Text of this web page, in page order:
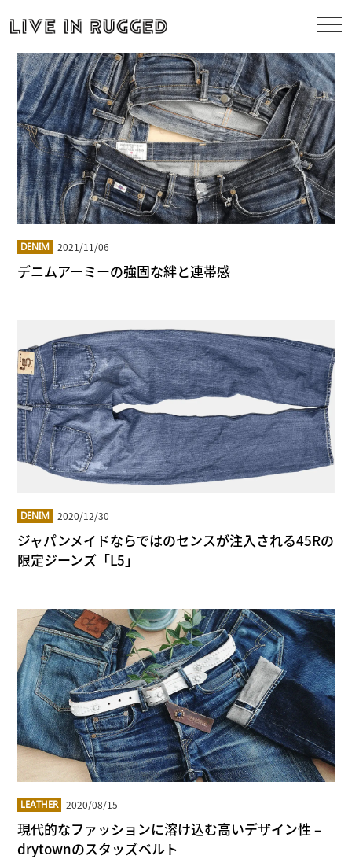
DENIM 2021/11/06
デニムアーミーの強固な絆と連帯感
DENIM 2020/12/30
ジャパンメイドならではのセンスが注入される45Rの
限定ジーンズ「L5」
LEATHER 2020/08/15
現代的なファッションに溶け込む高いデザイン性 –
drytownのスタッズベルト